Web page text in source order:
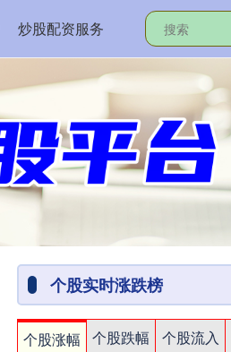
炒股配资服务
个股实时涨跌榜
个股涨幅 个股跌幅 个股流入